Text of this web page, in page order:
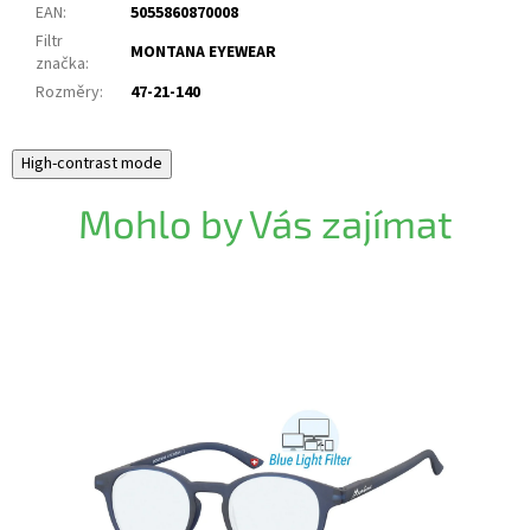
EAN:
5055860870008
Filtr
značka:
MONTANA EYEWEAR
Rozměry: 47-21-140
High-contrast mode
Mohlo by Vás zajímat